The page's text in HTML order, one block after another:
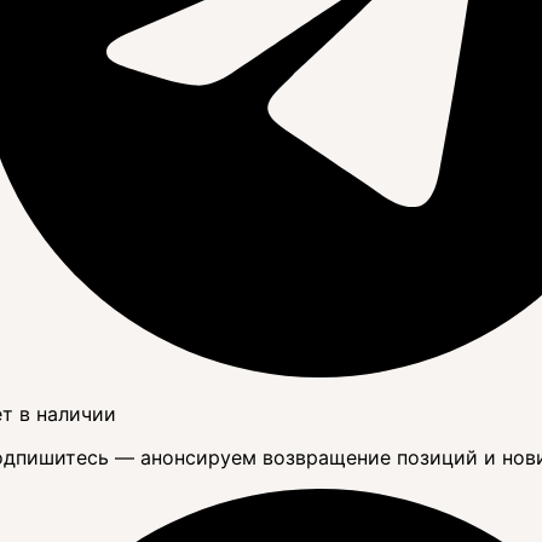
в наличии
— анонсируем возвращение позиций и